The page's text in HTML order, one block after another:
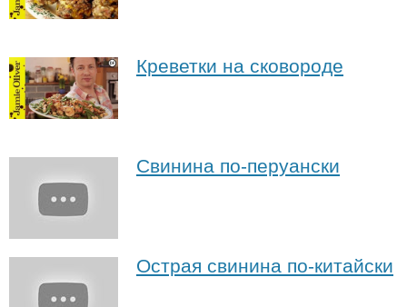
Креветки на сковороде
Свинина по-перуански
Острая свинина по-китайски